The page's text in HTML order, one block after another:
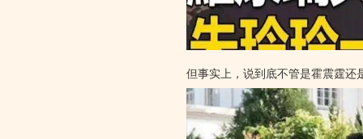
但事实上，说到底不管是霍震霆还